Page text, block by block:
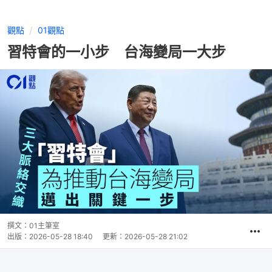
觀點 01觀點
習特會的一小步 台海變局一大步
撰文： 01主筆室
出版： 2026-05-28 18:40 更新： 2026-05-28 21:02